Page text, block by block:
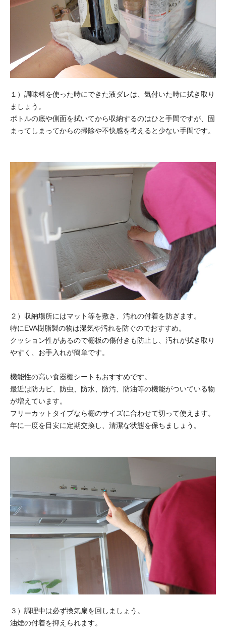
１）調味料を使った時にできた液ダレは、気付いた時に拭き取り
ましょう。
ボトルの底や側面を拭いてから収納するのはひと手間ですが、固
まってしまってからの掃除や不快感を考えると少ない手間です。
２）収納場所にはマット等を敷き、汚れの付着を防ぎます。
特にEVA樹脂製の物は湿気や汚れを防ぐのでおすすめ。
クッション性があるので棚板の傷付きも防止し、汚れが拭き取り
やすく、お手入れが簡単です。
機能性の高い食器棚シートもおすすめです。
最近は防カビ、防虫、防水、防汚、防油等の機能がついている物
が増えています。
フリーカットタイプなら棚のサイズに合わせて切って使えます。
年に一度を目安に定期交換し、清潔な状態を保ちましょう。
３）調理中は必ず換気扇を回しましょう。
油煙の付着を抑えられます。